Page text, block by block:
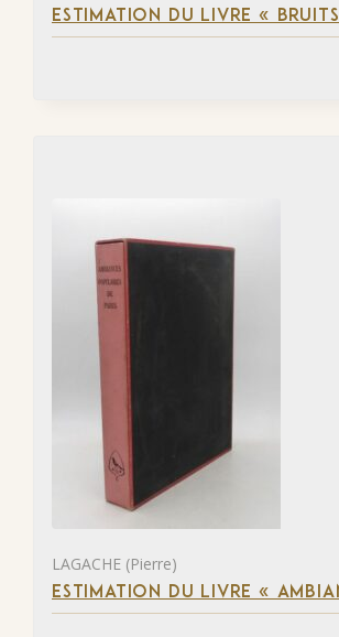
ESTIMATION DU LIVRE «
LAGACHE (Pierre)
ESTIMATION DU LIVRE «